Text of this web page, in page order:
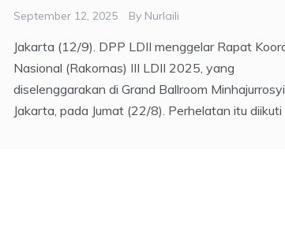
September 12, 2025 By Nurlaili
Jakarta (12/9). DPP LDII menggelar Rapat
Nasional (Rakornas) III LDII 2025, yang
diselenggarakan di Grand Ballroom
Jakarta, pada Jumat (22/8). Perhelatan itu diikuti